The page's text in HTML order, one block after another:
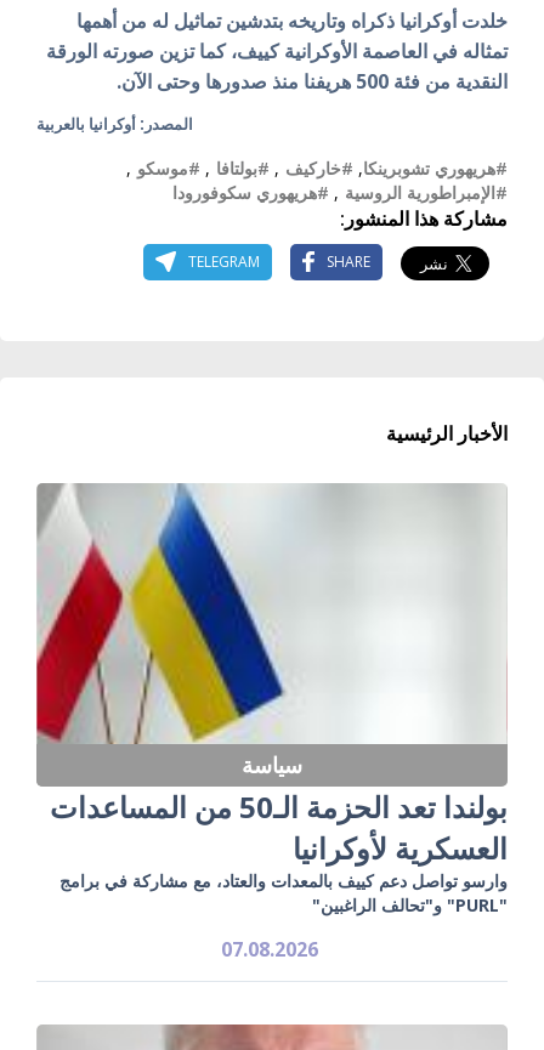
خلدت أوكرانيا ذكراه وتاريخه بتدشين تماثيل له من أهمها
تمثاله في العاصمة الأوكرانية كييف، كما تزين صورته الورقة
النقدية من فئة 500 هريفنا منذ صدورها وحتى الآن.
المصدر: أوكرانيا بالعربية
#هريهوري تشوبرينكا, #خاركيف , #بولتافا , #موسكو ,
#الإمبراطورية الروسية , #هريهوري سكوفورودا
مشاركة هذا المنشور:
SHARE
TELEGRAM
الأخبار الرئيسية
سياسة
بولندا تعد الحزمة الـ50 من المساعدات
العسكرية لأوكرانيا
وارسو تواصل دعم كييف بالمعدات والعتاد، مع مشاركة في برامج
"PURL" و"تحالف الراغبين"
07.08.2026